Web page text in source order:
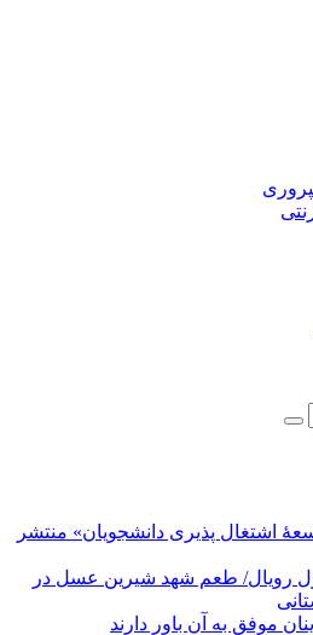
اشتغال پذیری دانشجویان» منتشر
ژل رویال/ طعم شهد شیرین عسل‌ در
موفق به آن باور دارند